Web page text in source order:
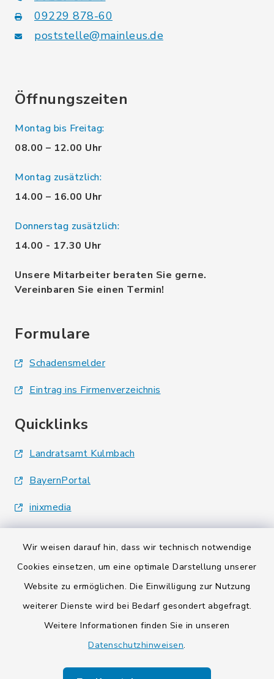
Wir weisen darauf hin, dass wir technisch notwendige
Cookies einsetzen, um eine optimale Darstellung unserer
Website zu ermöglichen. Die Einwilligung zur Nutzung
weiterer Dienste wird bei Bedarf gesondert abgefragt.
Weitere Informationen finden Sie in unseren
Datenschutzhinweisen.
09229 878-60
poststelle@mainleus.de
Öffnungszeiten
Montag bis Freitag:
08.00 – 12.00 Uhr
Montag zusätzlich:
14.00 – 16.00 Uhr
Donnerstag zusätzlich:
14.00 - 17.30 Uhr
Unsere Mitarbeiter beraten Sie gerne.
Vereinbaren Sie einen Termin!
Formulare
Schadensmelder
Eintrag ins Firmenverzeichnis
Quicklinks
Landratsamt Kulmbach
BayernPortal
inixmedia
Barrierefreiheit